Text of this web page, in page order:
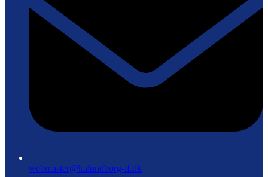
webmaster@kalundborg-if.dk